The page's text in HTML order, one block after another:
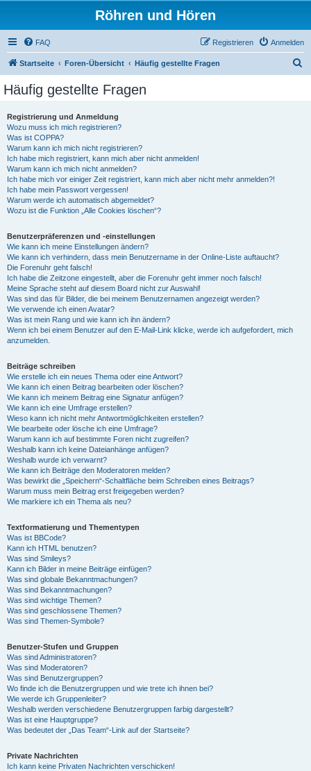
Röhren und Hören
FAQ Anmelden
Registrieren
Startseite Foren-Übersicht Häufig gestellte Fragen
Häufig gestellte Fragen
Registrierung und Anmeldung
Wozu muss ich mich registrieren?
Was ist COPPA?
Warum kann ich mich nicht registrieren?
Ich habe mich registriert, kann mich aber nicht anmelden!
Warum kann ich mich nicht anmelden?
Ich habe mich vor einiger Zeit registriert, kann mich aber nicht mehr anmelden?!
Ich habe mein Passwort vergessen!
Warum werde ich automatisch abgemeldet?
Wozu ist die Funktion „Alle Cookies löschen“?
Benutzerpräferenzen und -einstellungen
Wie kann ich meine Einstellungen ändern?
Wie kann ich verhindern, dass mein Benutzername in der Online-Liste auftaucht?
Die Forenuhr geht falsch!
Ich habe die Zeitzone eingestellt, aber die Forenuhr geht immer noch falsch!
Meine Sprache steht auf diesem Board nicht zur Auswahl!
Was sind das für Bilder, die bei meinem Benutzernamen angezeigt werden?
Wie verwende ich einen Avatar?
Was ist mein Rang und wie kann ich ihn ändern?
Wenn ich bei einem Benutzer auf den E-Mail-Link klicke, werde ich aufgefordert, mich
anzumelden.
Beiträge schreiben
Wie erstelle ich ein neues Thema oder eine Antwort?
Wie kann ich einen Beitrag bearbeiten oder löschen?
Wie kann ich meinem Beitrag eine Signatur anfügen?
Wie kann ich eine Umfrage erstellen?
Wieso kann ich nicht mehr Antwortmöglichkeiten erstellen?
Wie bearbeite oder lösche ich eine Umfrage?
Warum kann ich auf bestimmte Foren nicht zugreifen?
Weshalb kann ich keine Dateianhänge anfügen?
Weshalb wurde ich verwarnt?
Wie kann ich Beiträge den Moderatoren melden?
Was bewirkt die „Speichern“-Schaltfläche beim Schreiben eines Beitrags?
Warum muss mein Beitrag erst freigegeben werden?
Wie markiere ich ein Thema als neu?
Textformatierung und Thementypen
Was ist BBCode?
Kann ich HTML benutzen?
Was sind Smileys?
Kann ich Bilder in meine Beiträge einfügen?
Was sind globale Bekanntmachungen?
Was sind Bekanntmachungen?
Was sind wichtige Themen?
Was sind geschlossene Themen?
Was sind Themen-Symbole?
Benutzer-Stufen und Gruppen
Was sind Administratoren?
Was sind Moderatoren?
Was sind Benutzergruppen?
Wo finde ich die Benutzergruppen und wie trete ich ihnen bei?
Wie werde ich Gruppenleiter?
Weshalb werden verschiedene Benutzergruppen farbig dargestellt?
Was ist eine Hauptgruppe?
Was bedeutet der „Das Team“-Link auf der Startseite?
Private Nachrichten
Ich kann keine Privaten Nachrichten verschicken!